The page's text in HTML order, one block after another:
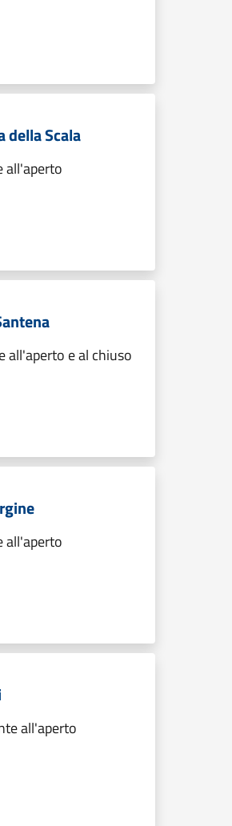
della Scala
all'aperto
all'aperto e al chiuso
all'aperto
all'aperto